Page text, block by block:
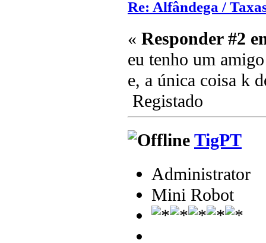
Re: Alfândega /
« Responder #2
eu tenho um
e, a única coisa k
Registado
TigPT
Administrator
Mini Robot